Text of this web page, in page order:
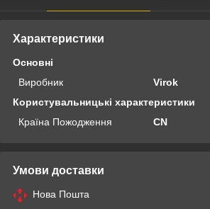
Характеристики
Основні
Виробник
Virok
Користувальницькі характеристики
Країна Пожодження
CN
Умови доставки
Нова Пошта